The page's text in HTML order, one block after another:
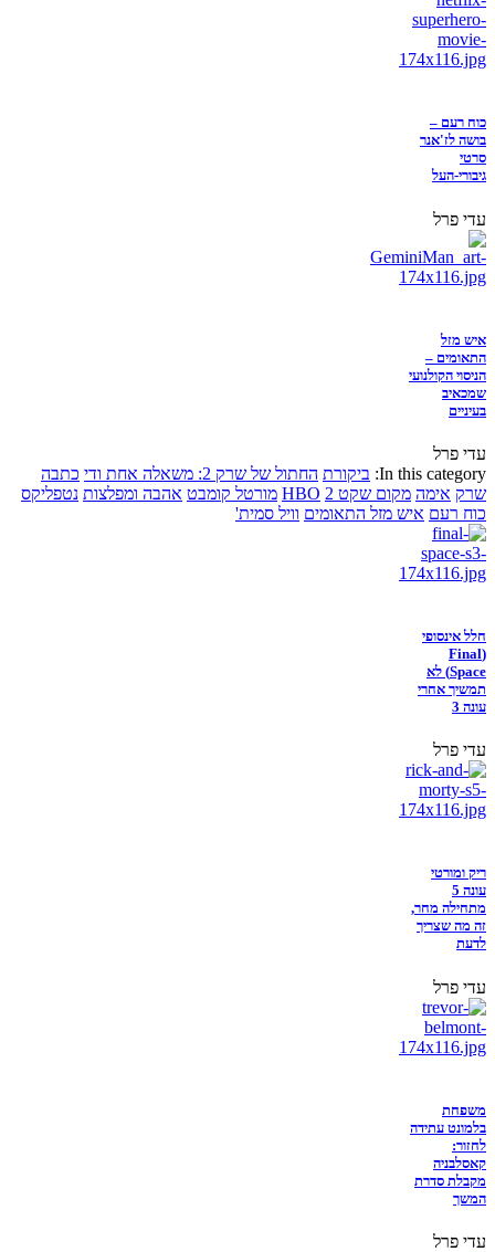
כוח רעם –
בושה לז'אנר
סרטי
גיבורי-העל
עדי פרל
איש מזל
התאומים –
הניסוי הקולנועי
שמכאיב
בעיניים
עדי פרל
In this category: ביקורת החתול של שרק 2: משאלה אחת ודי
כתבה
שרק אימה מקום שקט 2 HBO מורטל קומבט אהבה ומפלצות נטפליקס
כוח רעם איש מזל התאומים וויל סמית'
חלל אינסופי
(Final
Space) לא
תמשיך אחרי
עונה 3
עדי פרל
ריק ומורטי
עונה 5
מתחילה מחר,
זה מה שצריך
לדעת
עדי פרל
משפחת
בלמונט עתידה
לחזור:
קאסלבניה
מקבלת סדרת
המשך
עדי פרל